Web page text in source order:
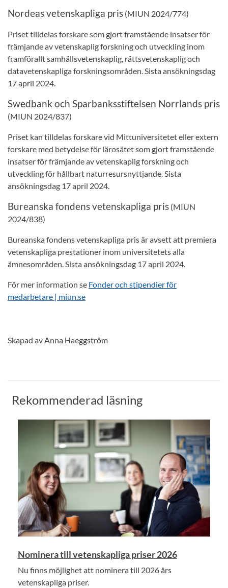
Nordeas vetenskapliga pris (MIUN 2024/774)
Priset tilldelas forskare som gjort framstående insatser för
främjande av vetenskaplig forskning och utveckling inom
framförallt samhällsvetenskaplig, rättsvetenskaplig och
datavetenskapliga forskningsområden. Sista ansökningsdag
17 april 2024.
Swedbank och Sparbanksstiftelsen Norrlands pris
(MIUN 2024/837)
Priset kan tilldelas forskare vid Mittuniversitetet eller extern
forskare med betydelse för lärosätet som gjort framstående
insatser för främjande av vetenskaplig forskning och
utveckling för hållbart naturresursnyttjande. Sista
ansökningsdag 17 april 2024.
Bureanska fondens vetenskapliga pris (MIUN
2024/838)
Bureanska fondens vetenskapliga pris är avsett att premiera
vetenskapliga prestationer inom universitetets alla
ämnesområden. Sista ansökningsdag 17 april 2024.
För mer information se Fonder och stipendier för
medarbetare | miun.se
Skapad av Anna Haeggström
Rekommenderad läsning
Nominera till vetenskapliga priser 2026
Nu finns möjlighet att nominera till 2026 års
vetenskapliga priser.